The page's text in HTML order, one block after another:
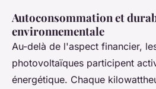
Autoconsommation et
environnementale
Au-delà de l'aspect financier,
photovoltaïques participent
énergétique. Chaque